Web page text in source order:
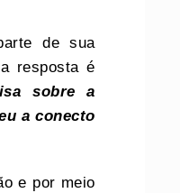
de sua
resposta é
sobre a
a conecto
e por meio